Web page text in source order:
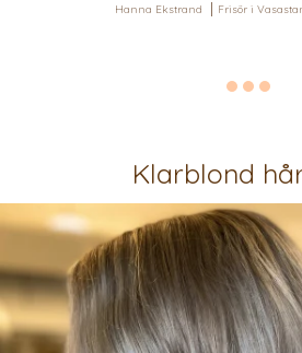
Hanna Ekstrand Frisör i
Klarblond